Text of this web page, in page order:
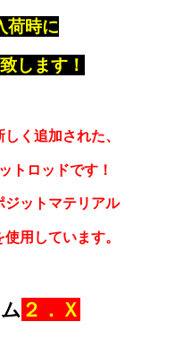
荷時に
します！
く追加された、
トロッドです！
ジットマテリアル
用しています。
２．Ｘ